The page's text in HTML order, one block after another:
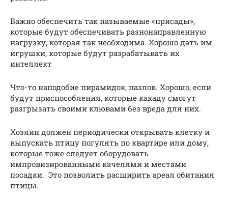
Важно обеспечить так называемые «присады»,
которые будут обеспечивать разнонаправленную
нагрузку, которая так необходима. Хорошо дать им
игрушки, которые будут разрабатывать их
интеллект
Что-то наподобие пирамидок, пазлов. Хорошо, если
будут приспособления, которые какаду смогут
разгрызать своими клювами без вреда для них.
Хозяин должен периодически открывать клетку и
выпускать птицу погулять по квартире или дому,
которые тоже следует оборудовать
импровизированными качелями и местами
посадки. Это позволить расширить ареал обитания
птицы.